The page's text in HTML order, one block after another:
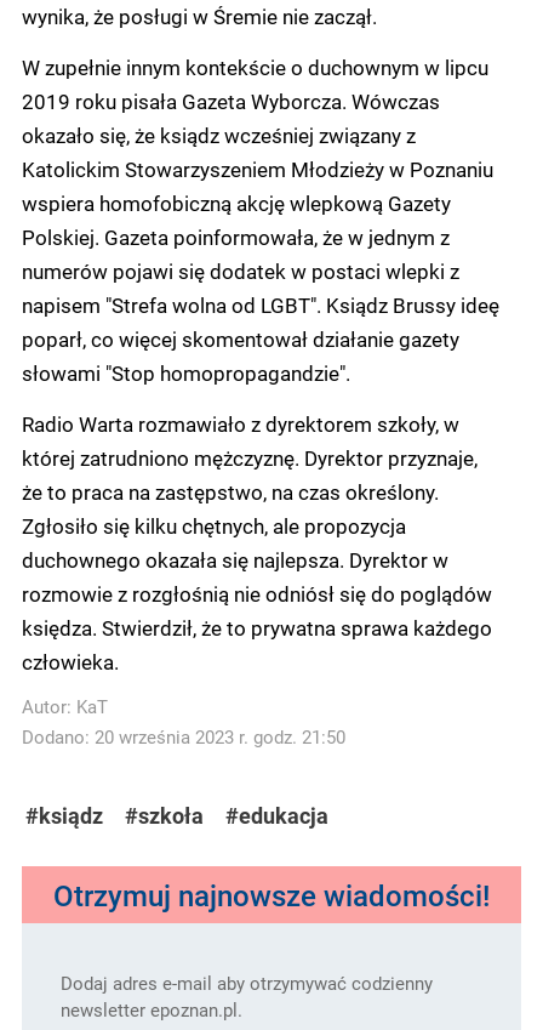
wynika, że posługi w Śremie nie zaczął.
W zupełnie innym kontekście o duchownym w lipcu
2019 roku pisała Gazeta Wyborcza. Wówczas
okazało się, że ksiądz wcześniej związany z
Katolickim Stowarzyszeniem Młodzieży w Poznaniu
wspiera homofobiczną akcję wlepkową Gazety
Polskiej. Gazeta poinformowała, że w jednym z
numerów pojawi się dodatek w postaci wlepki z
napisem "Strefa wolna od LGBT". Ksiądz Brussy ideę
poparł, co więcej skomentował działanie gazety
słowami "Stop homopropagandzie".
Radio Warta rozmawiało z dyrektorem szkoły, w
której zatrudniono mężczyznę. Dyrektor przyznaje,
że to praca na zastępstwo, na czas określony.
Zgłosiło się kilku chętnych, ale propozycja
duchownego okazała się najlepsza. Dyrektor w
rozmowie z rozgłośnią nie odniósł się do poglądów
księdza. Stwierdził, że to prywatna sprawa każdego
człowieka.
Autor: KaT
Dodano: 20 września 2023 r. godz. 21:50
#ksiądz #szkoła #edukacja
Otrzymuj najnowsze wiadomości!
Dodaj adres e-mail aby otrzymywać codzienny
newsletter epoznan.pl.